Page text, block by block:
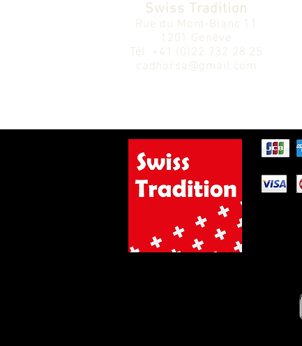
Swiss Tradition
Rue du Mont-Blanc 11
1201 Genève
Tél.
+41 (0)22 732 28 25
cadhorsa@gmail.com